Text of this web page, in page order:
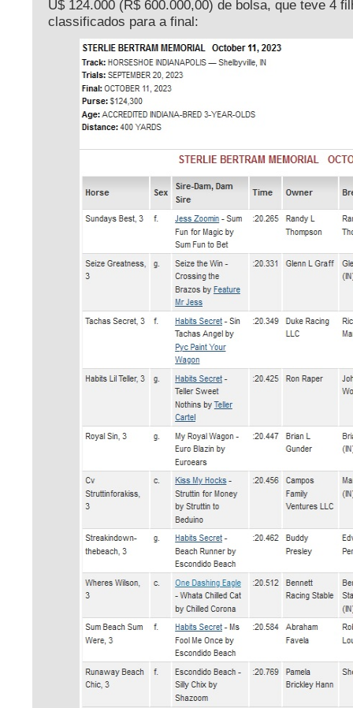
U$ 124.000 (R$ 600.000,00) de bolsa, que teve 4
classificados para a final: